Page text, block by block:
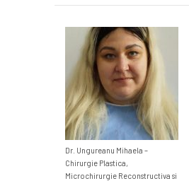
Dr. Ungureanu Mihaela –
Chirurgie Plastica,
Microchirurgie Reconstructiva si